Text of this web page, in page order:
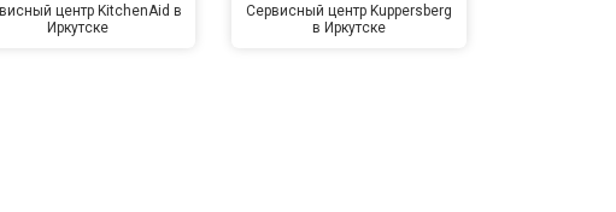
центр KitchenAid в
Иркутске
Сервисный центр Kuppersberg
в Иркутске